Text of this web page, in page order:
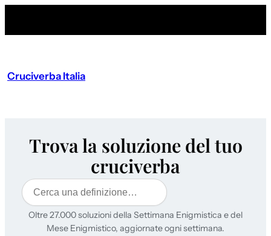
Cruciverba Italia
Trova la soluzione del tuo
cruciverba
Cerca
Oltre 27.000 soluzioni della Settimana Enigmistica e del
Mese Enigmistico, aggiornate ogni settimana.